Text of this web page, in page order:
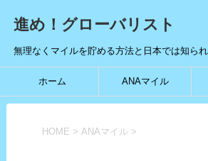
進め！グローバリスト
無理なくマイルを貯める方法と日本では知ら
ホーム ANAマイル
HOME > ANAマイル >